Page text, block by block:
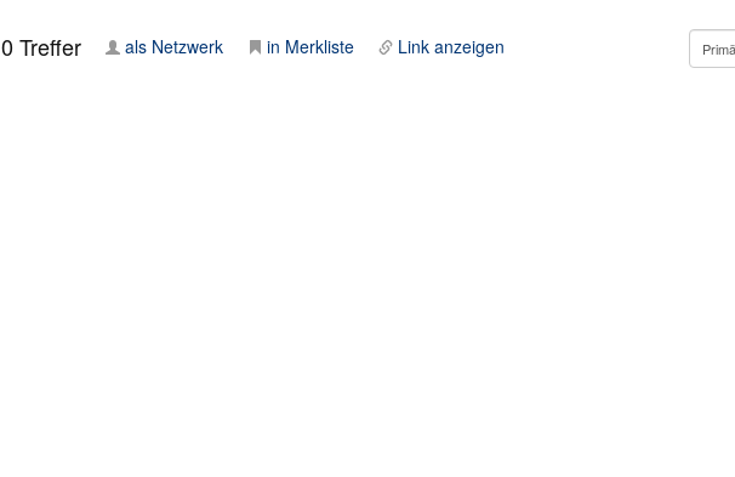
0Treffer als Netzwerk in Merkliste Link anzeigen